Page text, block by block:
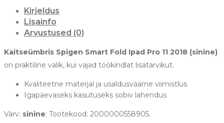
Kirjeldus
Lisainfo
Arvustused (0)
Kaitseümbris Spigen Smart Fold Ipad Pro 11 2018 (sinine)
on praktiline valik, kui vajad töökindlat lisatarvikut.
Kvaliteetne materjal ja usaldusväärne viimistlus
Igapäevaseks kasutuseks sobiv lahendus
Värv: sinine; Tootekood: 2000000558905.